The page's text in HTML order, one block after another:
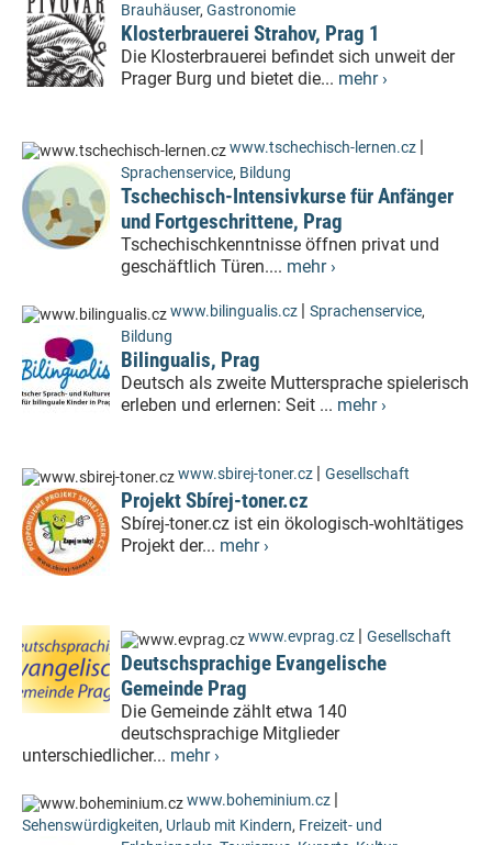
Brauhäuser, Gastronomie
Klosterbrauerei Strahov, Prag 1
Die Klosterbrauerei befindet sich unweit der
Prager Burg und bietet die... mehr ›
www.tschechisch-lernen.cz |
Sprachenservice, Bildung
Tschechisch-Intensivkurse für Anfänger
und Fortgeschrittene, Prag
Tschechischkenntnisse öffnen privat und
geschäftlich Türen.... mehr ›
www.bilingualis.cz | Sprachenservice,
Bildung
Bilingualis, Prag
Deutsch als zweite Muttersprache spielerisch
erleben und erlernen: Seit ... mehr ›
www.sbirej-toner.cz | Gesellschaft
Projekt Sbírej-toner.cz
Sbírej-toner.cz ist ein ökologisch-wohltätiges
Projekt der... mehr ›
www.evprag.cz | Gesellschaft
Deutschsprachige Evangelische
Gemeinde Prag
Die Gemeinde zählt etwa 140
deutschsprachige Mitglieder
unterschiedlicher... mehr ›
www.boheminium.cz |
Sehenswürdigkeiten, Urlaub mit Kindern, Freizeit- und